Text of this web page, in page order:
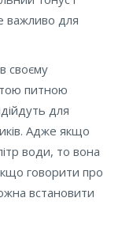
важливо для
своєму
питною
для
Адже якщо
води, то вона
говорити про
встановити